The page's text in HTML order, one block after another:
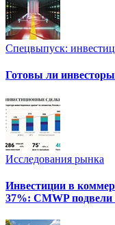
Спецвыпуск:
Готовы ли
Исследования рынка
Инвестиции в
37%: CMWP подвели